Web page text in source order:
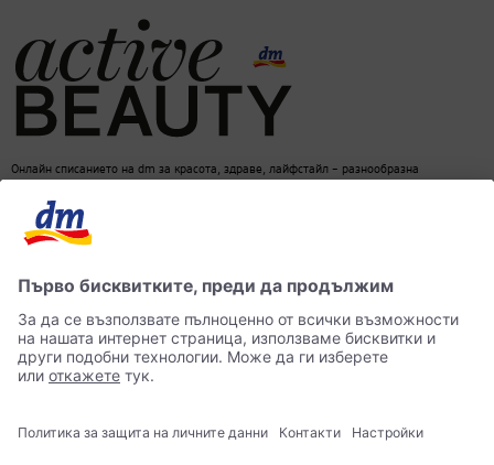
Онлайн списанието на dm за красота, здраве, лайфстайл – разнообразна
dm онлайн магазин Контакти Лични данни
достъпност